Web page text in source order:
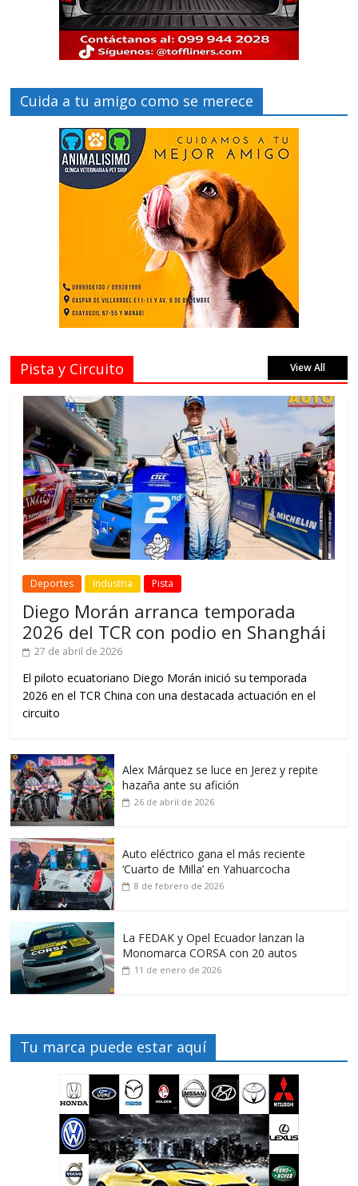
Cuida a tu amigo como se merece
Pista y Circuito View All
Deportes Industria Pista
Diego Morán arranca temporada
2026 del TCR con podio en Shanghái
27 de abril de 2026
El piloto ecuatoriano Diego Morán inició su temporada
2026 en el TCR China con una destacada actuación en el
circuito
Alex Márquez se luce en Jerez y repite
hazaña ante su afición
26 de abril de 2026
Auto eléctrico gana el más reciente
‘Cuarto de Milla’ en Yahuarcocha
8 de febrero de 2026
La FEDAK y Opel Ecuador lanzan la
Monomarca CORSA con 20 autos
11 de enero de 2026
Tu marca puede estar aquí